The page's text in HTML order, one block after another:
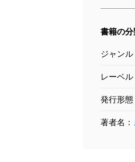
書籍の分
ジャンル
レーベル
発行形態
著者名：